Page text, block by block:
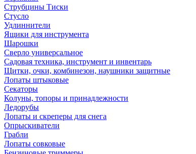
Струбцины Тиски
Стусло
Удлиннители
Ящики для инструмента
Шарошки
Сверло универсальное
Садовая техника, инструмент и инвентарь
Щитки, очки, комбинезон, наушники защитные
Лопаты штыковые
Секаторы
Колуны, топоры и принадлежности
Ледорубы
Лопаты и скреперы для снега
Опрыскиватели
Грабли
Лопаты совковые